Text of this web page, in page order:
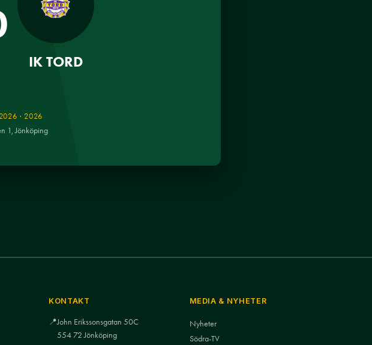
IK TORD
· 2026
1, Jönköping
KONTAKT
📍John Erikssonsgatan 50C
554 72 Jönköping
MEDIA & NYHETER
Nyheter
Södra-TV